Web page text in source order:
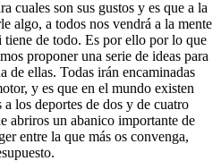
cuales son sus gustos y es que a la
algo, a todos nos vendrá a la mente
de todo. Es por ello por lo que
proponer una serie de ideas para
de ellas. Todas irán encaminadas
y es que en el mundo existen
los deportes de dos y de cuatro
abriros un abanico importante de
entre la que más os convenga,